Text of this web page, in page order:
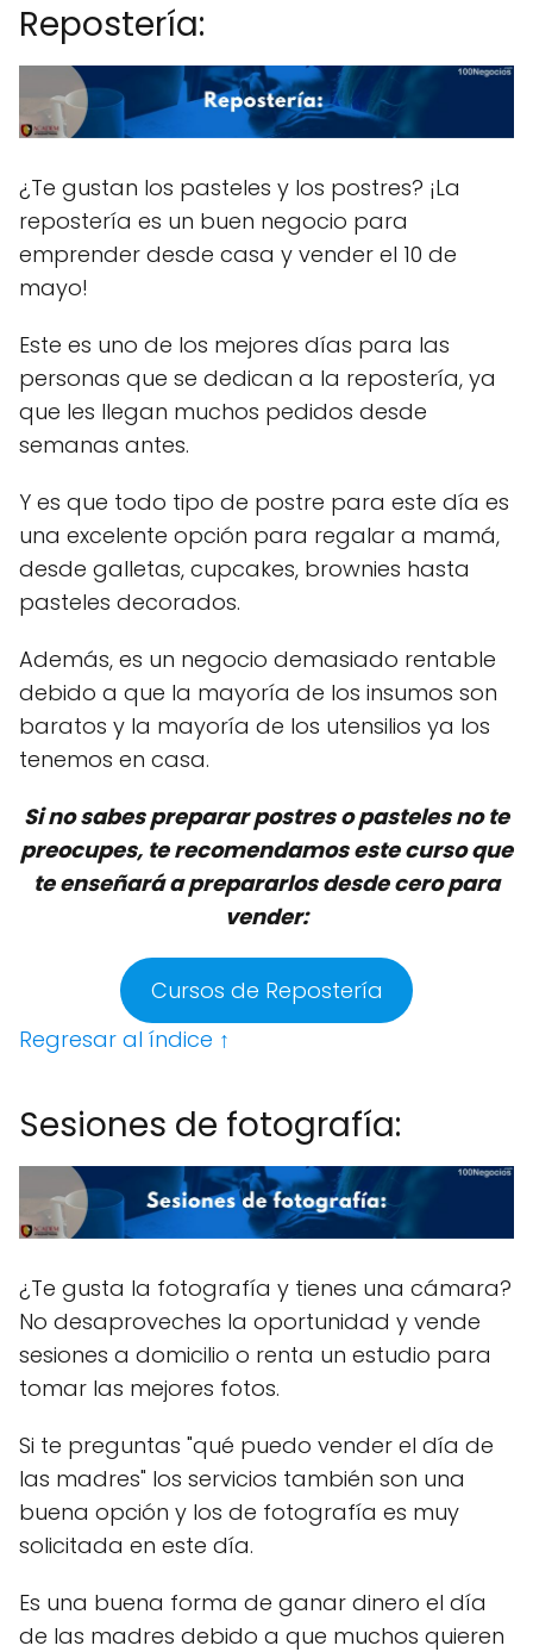
Repostería:
¿Te gustan los pasteles y los postres? ¡La
repostería es un buen negocio para
emprender desde casa y vender el 10 de
mayo!
Este es uno de los mejores días para las
personas que se dedican a la repostería, ya
que les llegan muchos pedidos desde
semanas antes.
Y es que todo tipo de postre para este día es
una excelente opción para regalar a mamá,
desde galletas, cupcakes, brownies hasta
pasteles decorados.
Además, es un negocio demasiado rentable
debido a que la mayoría de los insumos son
baratos y la mayoría de los utensilios ya los
tenemos en casa.
Si no sabes preparar postres o pasteles no te
preocupes, te recomendamos este curso que
te enseñará a prepararlos desde cero para
vender:
Cursos de Repostería
Regresar al índice ↑
Sesiones de fotografía:
¿Te gusta la fotografía y tienes una cámara?
No desaproveches la oportunidad y vende
sesiones a domicilio o renta un estudio para
tomar las mejores fotos.
Si te preguntas "qué puedo vender el día de
las madres" los servicios también son una
buena opción y los de fotografía es muy
solicitada en este día.
Es una buena forma de ganar dinero el día
de las madres debido a que muchos quieren